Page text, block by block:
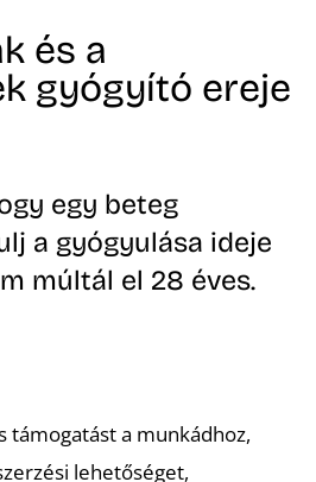
és a
gyógyító ereje
egy beteg
a gyógyulása ideje
múltál el 28 éves.
támogatást a munkádhoz,
lehetőséget,